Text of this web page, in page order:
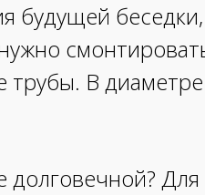
будущей
трубы. В
долговечной?